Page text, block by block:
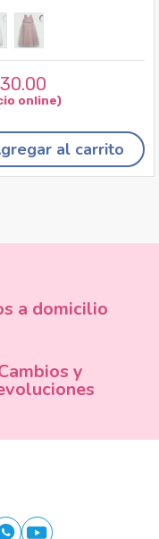
.00
al carrito
a domicilio
y